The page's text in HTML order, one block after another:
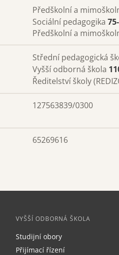
Předškolní a
Sociální pedagogika
Předškolní a
Střední pedagogická
Vyšší odborná škola
Ředitelství školy
127563839/0300
65269616
VYŠŠÍ ODBORNÁ ŠKOLA
Studijní obory
Přijímací řízení